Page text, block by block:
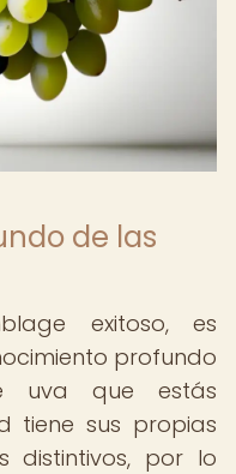
de las
exitoso, es
profundo
uva que estás
tiene sus propias
distintivos, por lo